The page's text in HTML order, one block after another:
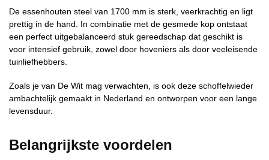
De essenhouten steel van 1700 mm is sterk, veerkrachtig en ligt
prettig in de hand. In combinatie met de gesmede kop ontstaat
een perfect uitgebalanceerd stuk gereedschap dat geschikt is
voor intensief gebruik, zowel door hoveniers als door veeleisende
tuinliefhebbers.
Zoals je van De Wit mag verwachten, is ook deze schoffelwieder
ambachtelijk gemaakt in Nederland en ontworpen voor een lange
levensduur.
Belangrijkste voordelen